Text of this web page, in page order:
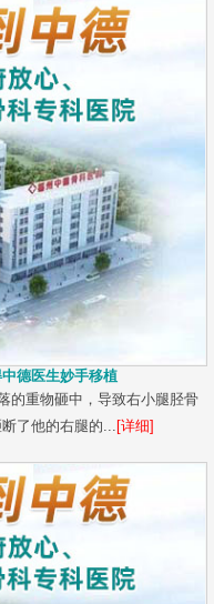
德医生妙手移植
的重物砸中，导致右小腿胫骨
了他的右腿的... [详细]